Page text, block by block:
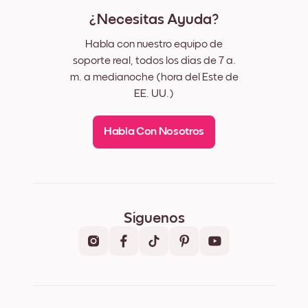
¿Necesitas Ayuda?
Habla con nuestro equipo de
soporte real, todos los días de 7 a.
m. a medianoche (hora del Este de
EE. UU.)
Habla Con Nosotros
Síguenos